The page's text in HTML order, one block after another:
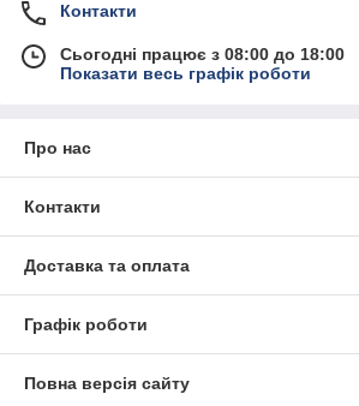
Контакти
Сьогодні працює з 08:00 до 18:00
Показати весь графік роботи
Про нас
Контакти
Доставка та оплата
Графік роботи
Повна версія сайту